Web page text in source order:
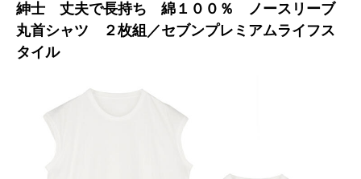
紳士 丈夫で長持ち 綿１００％ ノースリーブ
丸首シャツ ２枚組／セブンプレミアムライフス
タイル